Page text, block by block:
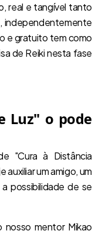
real e tangível tanto
independentemente
e gratuito tem como
de Reiki nesta fase
Luz" o pode
"Cura à Distância
um amigo, um
possibilidade de se
mentor Mikao